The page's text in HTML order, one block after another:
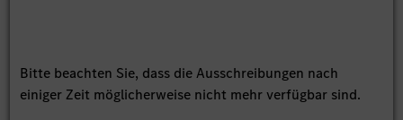
Bitte beachten Sie, dass die Ausschreibungen nach
einiger Zeit möglicherweise nicht mehr verfügbar sind.